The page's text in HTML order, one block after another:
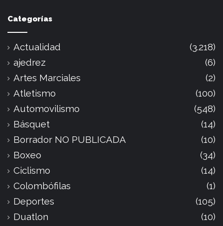
Categorías
Actualidad
(3.218)
ajedrez
(6)
Artes Marciales
(2)
Atletismo
(100)
Automovilismo
(548)
Básquet
(14)
Borrador NO PUBLICADA
(10)
Boxeo
(34)
Ciclismo
(14)
Colombófilas
(1)
Deportes
(105)
Duatlon
(10)